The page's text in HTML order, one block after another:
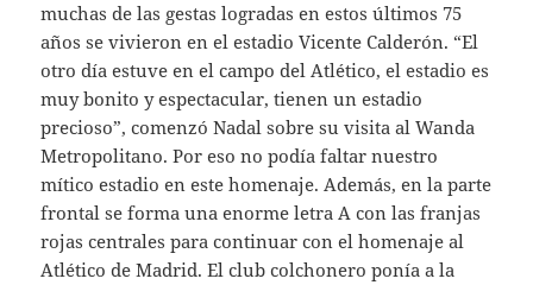
muchas de las gestas logradas en estos últimos 75
años se vivieron en el estadio Vicente Calderón. “El
otro día estuve en el campo del Atlético, el estadio es
muy bonito y espectacular, tienen un estadio
precioso”, comenzó Nadal sobre su visita al Wanda
Metropolitano. Por eso no podía faltar nuestro
mítico estadio en este homenaje. Además, en la parte
frontal se forma una enorme letra A con las franjas
rojas centrales para continuar con el homenaje al
Atlético de Madrid. El club colchonero ponía a la